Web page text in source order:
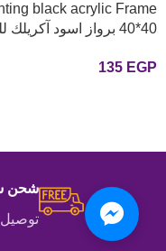
black acrylic Frame
40*40 برواز اسود
135 EGP
شحن
توصيل خلال